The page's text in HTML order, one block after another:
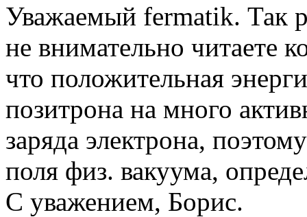
Уважаемый fermatik. Так
не внимательно читаете
что положительная
позитрона на много
заряда электрона,
поля физ. вакуума,
С уважением, Борис.